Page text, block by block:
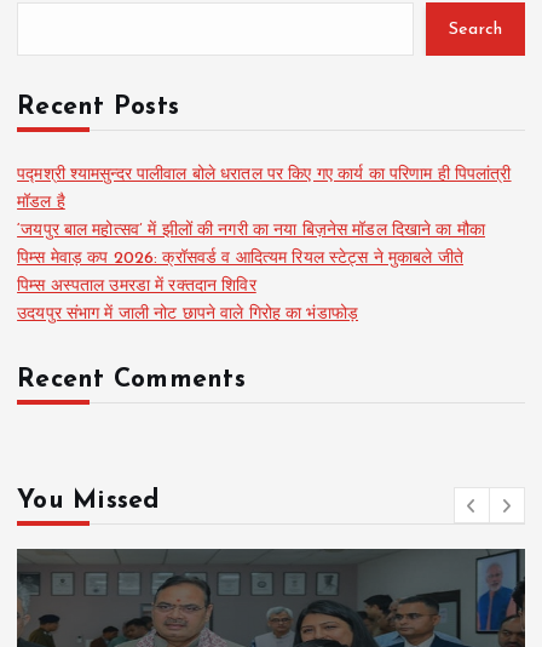
Search
Recent Posts
पद्मश्री श्यामसुन्दर पालीवाल बोले धरातल पर किए गए कार्य का परिणाम ही पिपलांत्री
मॉडल है
‘जयपुर बाल महोत्सव’ में झीलों की नगरी का नया बिज़नेस मॉडल दिखाने का मौका
पिम्स मेवाड़ कप 2026: क्रॉसवर्ड व आदित्यम रियल स्टेट्स ने मुकाबले जीते
पिम्स अस्पताल उमरडा में रक्तदान शिविर
उदयपुर संभाग में जाली नोट छापने वाले गिरोह का भंडाफोड़
Recent Comments
You Missed